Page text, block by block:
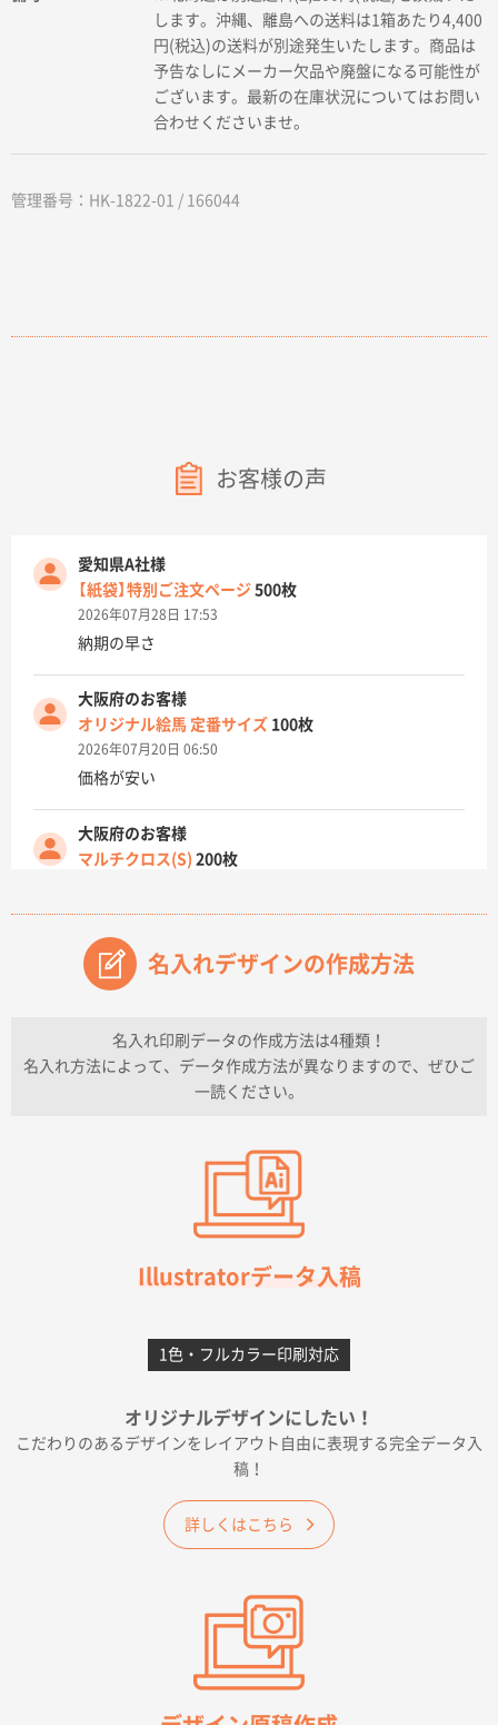
します。沖縄、離島への送料は1箱あたり4,400
円(税込)の送料が別途発生いたします。商品は
予告なしにメーカー欠品や廃盤になる可能性が
ございます。最新の在庫状況についてはお問い
合わせくださいませ。
管理番号：HK-1822-01 / 166044
お客様の声
愛知県A社様
【紙袋】特別ご注文ページ 500枚
2026年07月28日 17:53
納期の早さ
大阪府のお客様
オリジナル絵馬 定番サイズ 100枚
2026年07月20日 06:50
価格が安い
大阪府のお客様
マルチクロス(S) 200枚
原稿データ流用が可能で価格が妥当なこと
兵庫県のお客様
チケットホルダー ダブルポケット
上記のとおりです。
柳さんの対応が素晴らしかった。
フレキソレジ袋 Uバッグ 35号
5000枚
2026年06月28日 15:14
千葉県A社様
2026年06月19日 09:41
価格 大丈夫そうな会社に見えた
大阪府のお客様
A4フルカラークリアファイル1000枚
【ポリ】特別ご注文ページ1000枚
2026年06月08日 17:38
対応の速さ、丁寧さ、提案など
名入れデザインの作成方法
名入れ印刷データの作成方法は4種類！
名入れ方法によって、データ作成方法が異なりますので、ぜひご
一読ください。
Illustratorデータ入稿
1色・フルカラー印刷対応
オリジナルデザインにしたい！
こだわりのあるデザインをレイアウト自由に表現する完全データ入
稿！
詳しくはこちら